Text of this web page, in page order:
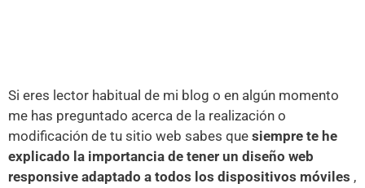
Si eres lector habitual de mi blog o en algún momento
me has preguntado acerca de la realización o
modificación de tu sitio web sabes que siempre te he
explicado la importancia de tener un diseño web
responsive adaptado a todos los dispositivos móviles ,